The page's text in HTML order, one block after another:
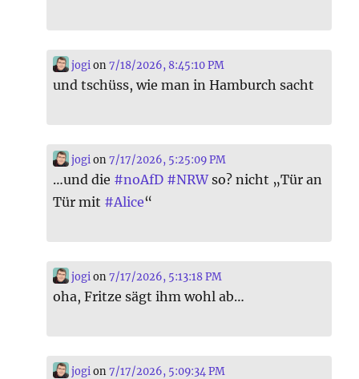
jogi on7/18/2026, 8:45:10 PM
und tschüss, wie man in Hamburch sacht
jogi on7/17/2026, 5:25:09 PM
…und die #noAfD #NRWso? nicht „Tür an
Tür mit #Alice“
jogi on7/17/2026, 5:13:18 PM
oha, Fritze sägt ihm wohl ab…
jogi on7/17/2026, 5:09:34 PM